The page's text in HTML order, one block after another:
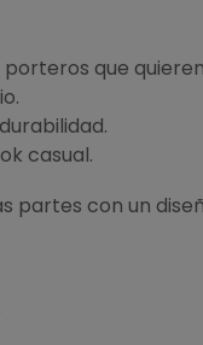
que
casual.
con un